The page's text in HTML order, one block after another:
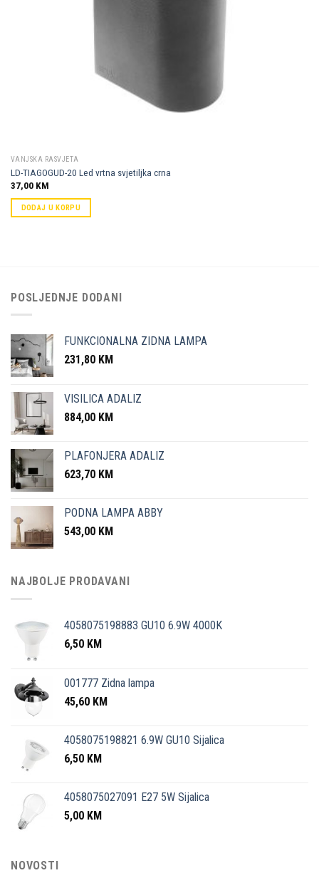
VANJSKA RASVJETA
LD-TIAGOGUD-20 Led vrtna svjetiljka crna
37,00 KM
DODAJ U KORPU
POSLJEDNJE DODANI
FUNKCIONALNA ZIDNA LAMPA
231,80 KM
VISILICA ADALIZ
884,00 KM
PLAFONJERA ADALIZ
623,70 KM
PODNA LAMPA ABBY
543,00 KM
NAJBOLJE PRODAVANI
4058075198883 GU10 6.9W 4000K
6,50 KM
001777 Zidna lampa
45,60 KM
4058075198821 6.9W GU10 Sijalica
6,50 KM
4058075027091 E27 5W Sijalica
5,00 KM
NOVOSTI